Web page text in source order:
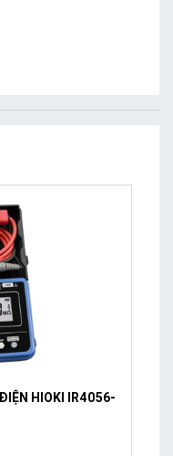
HIOKI IR4056-